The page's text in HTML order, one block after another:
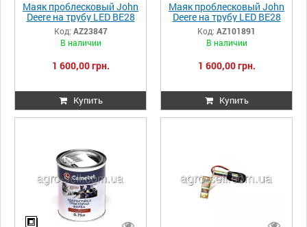
Маяк проблесковый John
Deere на трубу LED BE28
290мм AZ23847
Код: AZ23847
В наличии
1 600,00 грн.
Купить
Маяк проблесковый John
Deere на трубу LED BE28
290мм AZ101891
Код: AZ101891
В наличии
1 600,00 грн.
Купить